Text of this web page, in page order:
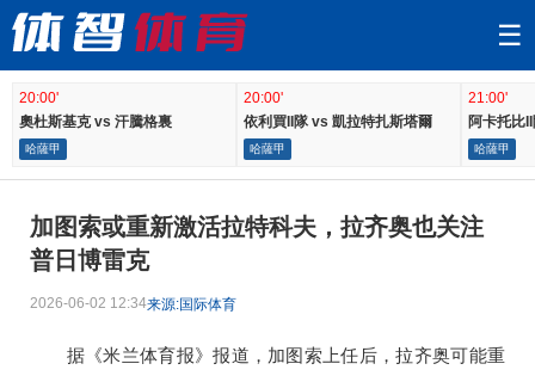
☰
20:00'
奧杜斯基克 vs 汗騰格裏
哈薩甲
20:00'
依利買II隊 vs 凱拉特扎斯塔爾
哈薩甲
21:00'
阿卡托比
哈薩甲
加图索或重新激活拉特科夫，拉齐奥也关注
普日博雷克
2026-06-02 12:34来源:国际体育
据《米兰体育报》报道，加图索上任后，拉齐奥可能重